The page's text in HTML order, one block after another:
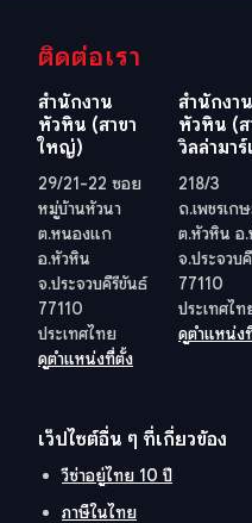
ติดต่อเรา
สำนักงาน
หัวหิน (สาขา
ใหญ่)
29/21-22 ซอย
หมู่บ้านหัวนา
ต.หนองแก
อ.หัวหิน
จ.ประจวบคีรีขันธ์
77110
ประเทศไทย
ดูตำแหน่งที่ตั้ง
สำนักงาน
หัวหิน (ส
วิลล่ามา
218/3
ถ.เพชรเก
ต.หัวหิน อ
จ.ประจวบ
77110
ประเทศไท
ดูตำแหน่ง
เว็ปไซต์อื่น ๆ ที่เกี่ยวข้อง
วีซ่าอยู่ไทย 10 ปี
ภาษีในไทย